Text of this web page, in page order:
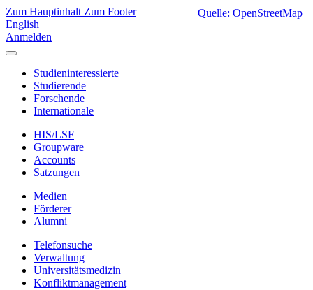
Zum Hauptinhalt Zum Footer
English
Anmelden
Studieninteressierte
Studierende
Forschende
Internationale
HIS/LSF
Groupware
Accounts
Satzungen
Medien
Förderer
Alumni
Telefonsuche
Verwaltung
Universitätsmedizin
Konfliktmanagement
Quelle: OpenStreetMap